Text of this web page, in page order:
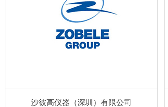
沙彼高仪器（深圳）有限公司